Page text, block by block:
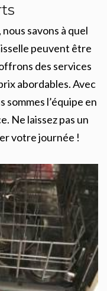
savons à quel
peuvent être
des services
abordables. Avec
sommes l’équipe en
Ne laissez pas un
votre journée !